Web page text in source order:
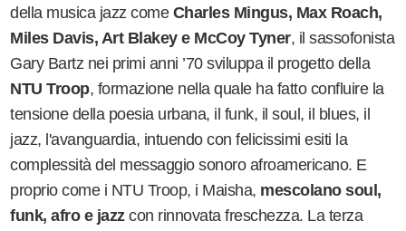
della musica jazz come Charles Mingus, Max Roach,
Miles Davis, Art Blakey e McCoy Tyner, il sassofonista
Gary Bartz nei primi anni ’70 sviluppa il progetto della
NTU Troop, formazione nella quale ha fatto confluire la
tensione della poesia urbana, il funk, il soul, il blues, il
jazz, l'avanguardia, intuendo con felicissimi esiti la
complessità del messaggio sonoro afroamericano. E
proprio come i NTU Troop, i Maisha, mescolano soul,
funk, afro e jazzcon rinnovata freschezza. La terza